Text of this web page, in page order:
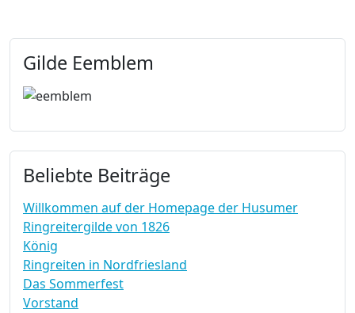
Gilde Eemblem
Beliebte Beiträge
Willkommen auf der Homepage der Husumer
Ringreitergilde von 1826
König
Ringreiten in Nordfriesland
Das Sommerfest
Vorstand